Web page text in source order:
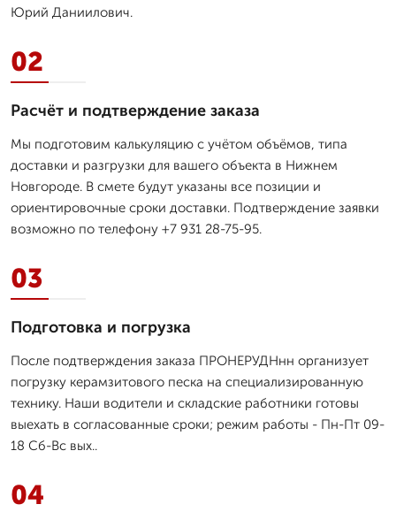
Юрий Даниилович.
02
Расчёт и подтверждение заказа
Мы подготовим калькуляцию с учётом объёмов, типа
доставки и разгрузки для вашего объекта в Нижнем
Новгороде. В смете будут указаны все позиции и
ориентировочные сроки доставки. Подтверждение заявки
возможно по телефону +7 931 28-75-95.
03
Подготовка и погрузка
После подтверждения заказа ПРОНЕРУДНнн организует
погрузку керамзитового песка на специализированную
технику. Наши водители и складские работники готовы
выехать в согласованные сроки; режим работы - Пн-Пт 09-
18 Сб-Вс вых..
04